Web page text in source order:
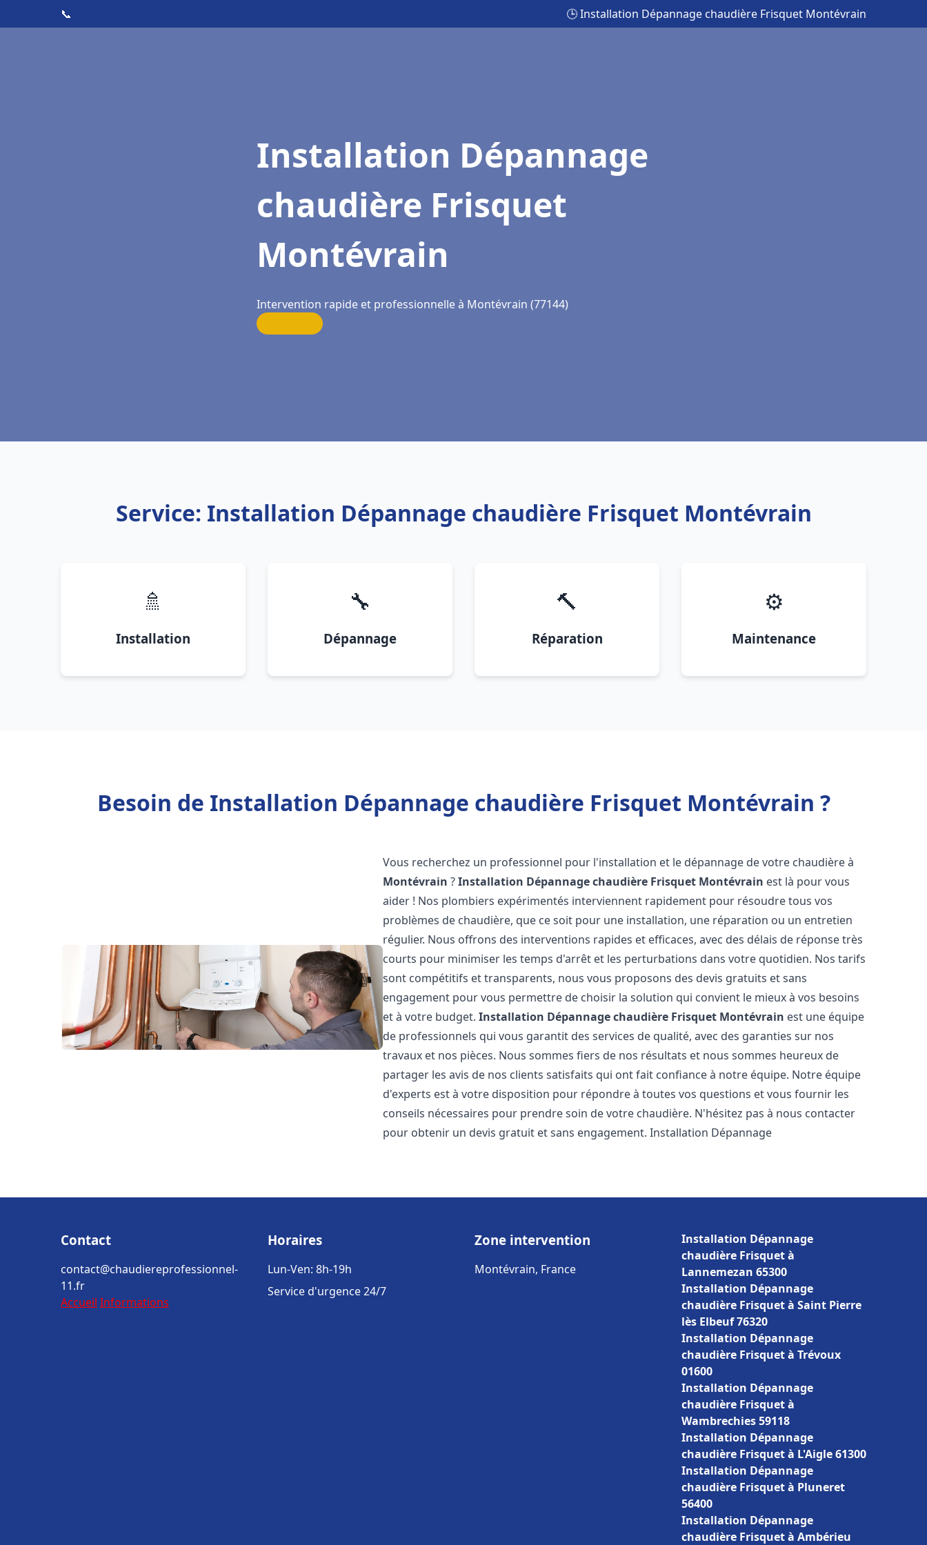
📞 🕒 Installation Dépannage chaudière Frisquet Montévrain
Installation Dépannage
chaudière Frisquet
Montévrain
Intervention rapide et professionnelle à Montévrain (77144)
Service: Installation Dépannage chaudière Frisquet Montévrain
🚿
Installation
🔧
Dépannage
🔨
Réparation
⚙️
Maintenance
Besoin de Installation Dépannage chaudière Frisquet Montévrain ?
Vous recherchez un professionnel pour l'installation et le dépannage de votre chaudière à
Montévrain ?Installation Dépannage chaudière Frisquet Montévrain est là pour vous
aider ! Nos plombiers expérimentés interviennent rapidement pour résoudre tous vos
problèmes de chaudière, que ce soit pour une installation, une réparation ou un entretien
régulier. Nous offrons des interventions rapides et efficaces, avec des délais de réponse très
courts pour minimiser les temps d'arrêt et les perturbations dans votre quotidien. Nos tarifs
sont compétitifs et transparents, nous vous proposons des devis gratuits et sans
engagement pour vous permettre de choisir la solution qui convient le mieux à vos besoins
et à votre budget.Installation Dépannage chaudière Frisquet Montévrain est une équipe
de professionnels qui vous garantit des services de qualité, avec des garanties sur nos
travaux et nos pièces. Nous sommes fiers de nos résultats et nous sommes heureux de
partager les avis de nos clients satisfaits qui ont fait confiance à notre équipe. Notre équipe
d'experts est à votre disposition pour répondre à toutes vos questions et vous fournir les
conseils nécessaires pour prendre soin de votre chaudière. N'hésitez pas à nous contacter
pour obtenir un devis gratuit et sans engagement. Installation Dépannage
Contact
contact@chaudiereprofessionnel-
11.fr
Accueil Informations
Horaires
Lun-Ven: 8h-19h
Service d'urgence 24/7
Zone intervention
Montévrain, France
Installation Dépannage
chaudière Frisquet à
Lannemezan 65300
Installation Dépannage
chaudière Frisquet à Saint Pierre
lès Elbeuf 76320
Installation Dépannage
chaudière Frisquet à Trévoux
01600
Installation Dépannage
chaudière Frisquet à
Wambrechies 59118
Installation Dépannage
chaudière Frisquet à L'Aigle 61300
Installation Dépannage
chaudière Frisquet à Pluneret
56400
Installation Dépannage
chaudière Frisquet à Ambérieu